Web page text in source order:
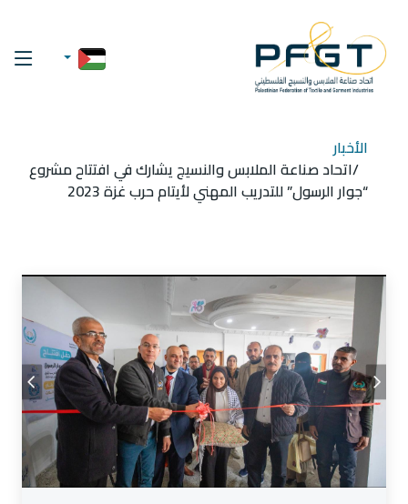
الأخبار
اتحاد صناعة الملابس والنسيج يشارك في افتتاح مشروع
“جوار الرسول” للتدريب المهني لأيتام حرب غزة 2023